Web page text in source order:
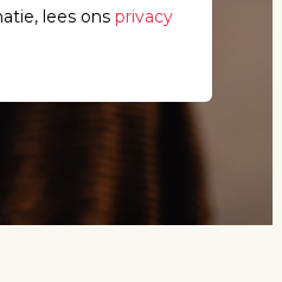
lees ons privacy